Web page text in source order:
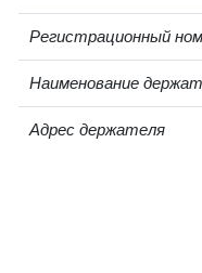
Регистрационный
Наименование
Адрес держателя